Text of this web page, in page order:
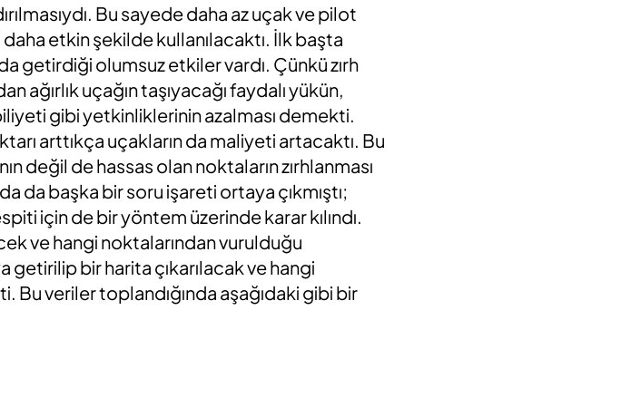
Bu sayede daha az uçak ve pilot
etkin şekilde kullanılacaktı. İlk başta
getirdiği olumsuz etkiler vardı. Çünkü zırh
ağırlık uçağın taşıyacağı faydalı yükün,
gibi yetkinliklerinin azalması demekti.
arttıkça uçakların da maliyeti artacaktı. Bu
değil de hassas olan noktaların zırhlanması
da başka bir soru işareti ortaya çıkmıştı;
için de bir yöntem üzerinde karar kılındı.
ve hangi noktalarından vurulduğu
bir harita çıkarılacak ve hangi
Bu veriler toplandığında aşağıdaki gibi bir